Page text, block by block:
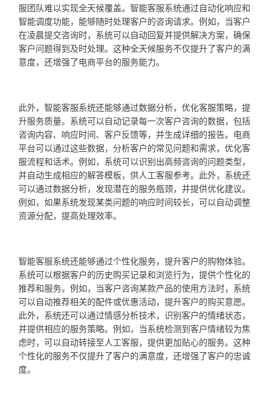
服团队难以实现全天候覆盖。智能客服系统通过自动化响应和
智能调度功能，能够随时处理客户的咨询请求。例如，当客户
在凌晨提交咨询时，系统可以自动回复并提供解决方案，确保
客户问题得到及时处理。这种全天候服务不仅提升了客户的满
意度，还增强了电商平台的服务能力。
此外，智能客服系统还能够通过数据分析，优化客服策略，提
升服务质量。系统可以自动记录每一次客户咨询的数据，包括
咨询内容、响应时间、客户反馈等，并生成详细的报告。电商
平台可以通过这些数据，分析客户的常见问题和需求，优化客
服流程和话术。例如，系统可以识别出高频咨询的问题类型，
并自动生成相应的解答模板，供人工客服参考。此外，系统还
可以通过数据分析，发现潜在的服务瓶颈，并提供优化建议。
例如，如果系统发现某类问题的响应时间较长，可以自动调整
资源分配，提高处理效率。
智能客服系统还能够通过个性化服务，提升客户的购物体验。
系统可以根据客户的历史购买记录和浏览行为，提供个性化的
推荐和服务。例如，当客户咨询某款产品的使用方法时，系统
可以自动推荐相关的配件或优惠活动，提升客户的购买意愿。
此外，系统还可以通过情感分析技术，识别客户的情绪状态，
并提供相应的服务策略。例如，当系统检测到客户情绪较为焦
虑时，可以自动转接至人工客服，提供更加贴心的服务。这种
个性化的服务不仅提升了客户的满意度，还增强了客户的忠诚
度。